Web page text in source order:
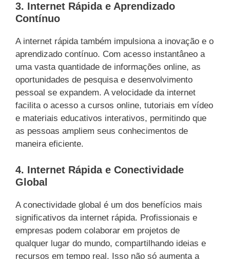
3. Internet Rápida e Aprendizado
Contínuo
A internet rápida também impulsiona a inovação e o
aprendizado contínuo. Com acesso instantâneo a
uma vasta quantidade de informações online, as
oportunidades de pesquisa e desenvolvimento
pessoal se expandem. A velocidade da internet
facilita o acesso a cursos online, tutoriais em vídeo
e materiais educativos interativos, permitindo que
as pessoas ampliem seus conhecimentos de
maneira eficiente.
4. Internet Rápida e Conectividade
Global
A conectividade global é um dos benefícios mais
significativos da internet rápida. Profissionais e
empresas podem colaborar em projetos de
qualquer lugar do mundo, compartilhando ideias e
recursos em tempo real. Isso não só aumenta a